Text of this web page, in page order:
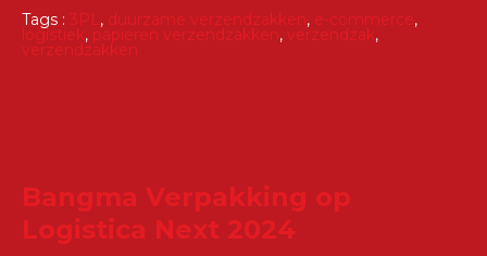
Tags : 3PL, duurzame verzendzakken, e-commerce,
logistiek, papieren verzendzakken, verzendzak,
verzendzakken
Bangma Verpakking op
Logistica Next 2024